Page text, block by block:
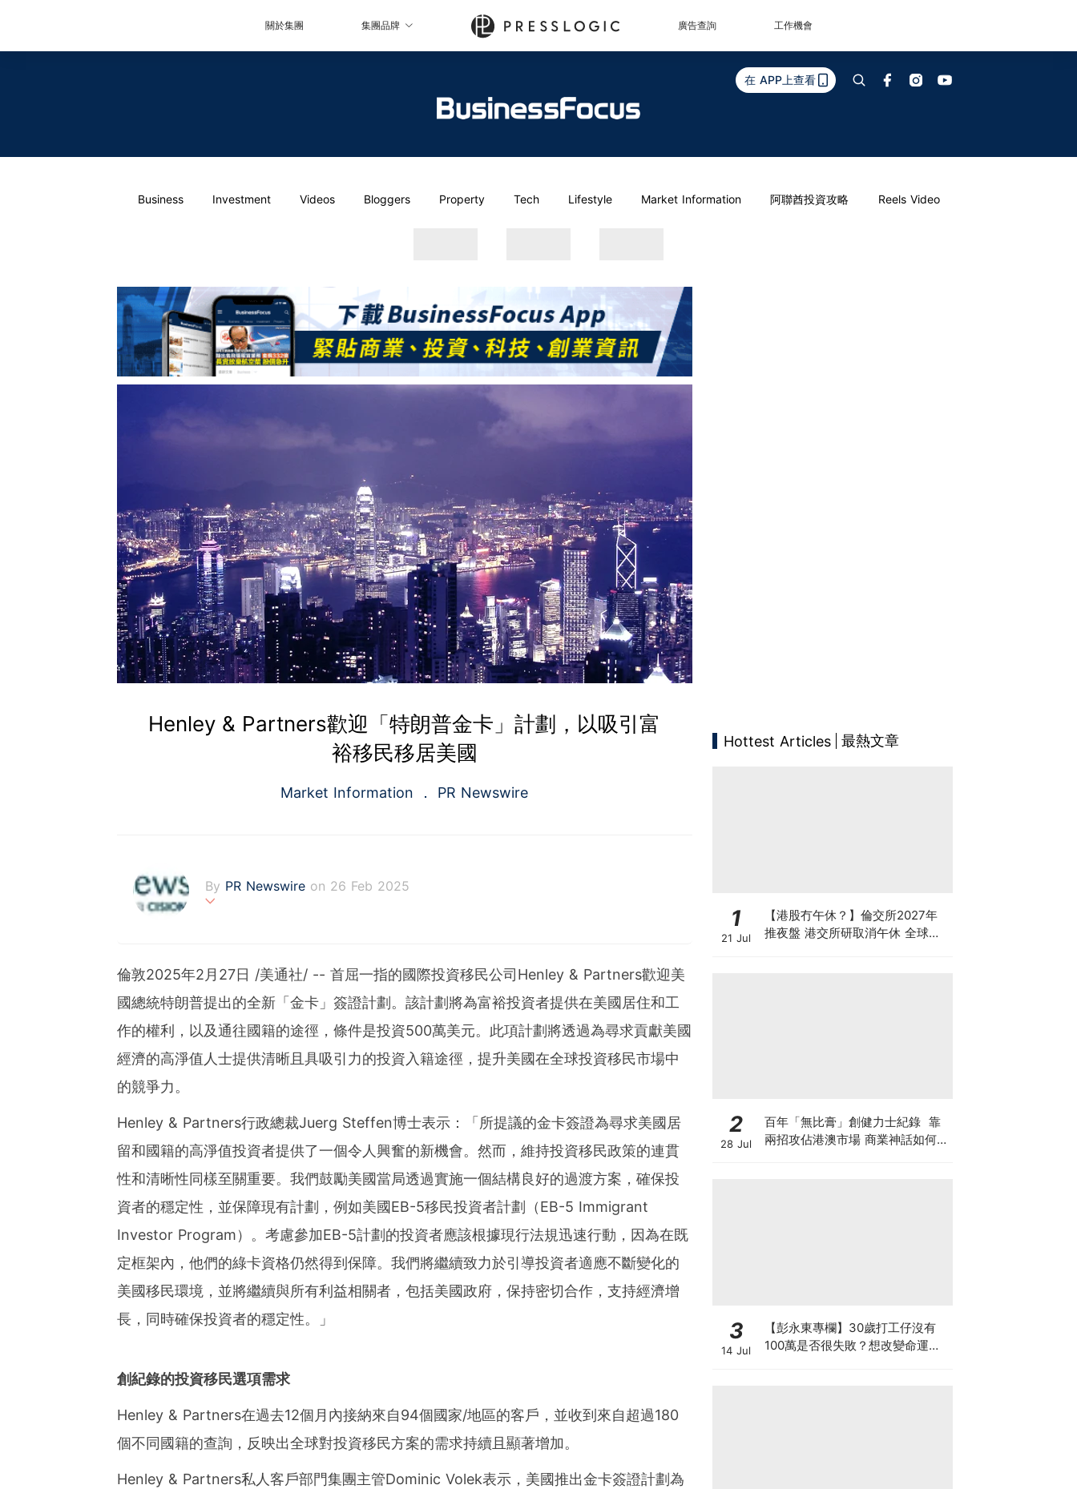
關於集團 集團品牌 廣告查詢 工作機會
在 APP上查看
Business Investment Videos Bloggers Property Tech Lifestyle Market Information 阿聯酋投資攻略 Reels Video
Henley & Partners歡迎「特朗普金卡」計劃，以吸引富
裕移民移居美國
Market Information PR Newswire
By PR Newswire on 26 Feb 2025
marketers, corporate communicators and investor relations professionals le
verage to engage key audiences. Having pioneered the commercial news di
stribution industry since 1954, PR Newswire today provides end-to-end solu
t across traditional, digital, mobile and social channels. Combining the worl
d's largest multi-channel content distribution and optimization network with
comprehensive workflow tools and platforms, PR Newswire powers the stor
Asia-Pacific regions.
倫敦2025年2月27日 /美通社/ -- 首屈一指的國際投資移民公司Henley & Partners歡迎美
國總統特朗普提出的全新「金卡」簽證計劃。該計劃將為富裕投資者提供在美國居住和工
作的權利，以及通往國籍的途徑，條件是投資500萬美元。此項計劃將透過為尋求貢獻美國
經濟的高淨值人士提供清晰且具吸引力的投資入籍途徑，提升美國在全球投資移民市場中
的競爭力。
Henley & Partners行政總裁Juerg Steffen博士表示：「所提議的金卡簽證為尋求美國居
留和國籍的高淨值投資者提供了一個令人興奮的新機會。然而，維持投資移民政策的連貫
性和清晰性同樣至關重要。我們鼓勵美國當局透過實施一個結構良好的過渡方案，確保投
資者的穩定性，並保障現有計劃，例如美國EB-5移民投資者計劃（EB-5 Immigrant
Investor Program）。考慮參加EB-5計劃的投資者應該根據現行法規迅速行動，因為在既
定框架內，他們的綠卡資格仍然得到保障。我們將繼續致力於引導投資者適應不斷變化的
美國移民環境，並將繼續與所有利益相關者，包括美國政府，保持密切合作，支持經濟增
長，同時確保投資者的穩定性。」
創紀錄的投資移民選項需求
Henley & Partners在過去12個月內接納來自94個國家/地區的客戶，並收到來自超過180
個不同國籍的查詢，反映出全球對投資移民方案的需求持續且顯著增加。
Henley & Partners私人客戶部門集團主管Dominic Volek表示，美國推出金卡簽證計劃為
Hottest Articles 最熱文章
1
21 Jul
【港股冇午休？】倫交所2027年
推夜盤 港交所研取消午休 全球交
2
28 Jul
百年「無比膏」創健力士紀錄 靠
兩招攻佔港澳市場 商業神話如何面
3
14 Jul
【彭永東專欄】30歲打工仔沒有
100萬是否很失敗？想改變命運應